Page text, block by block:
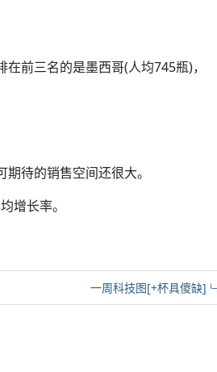
前三名的是墨西哥(人均745瓶)，
待的销售空间还很大。
增长率。
一周科技图[+杯具傻缺]